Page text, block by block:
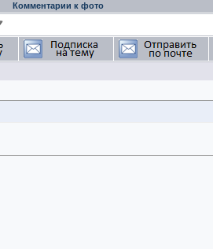
Комментарии к фото